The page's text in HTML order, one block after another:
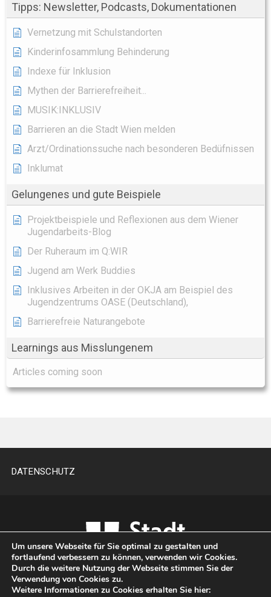
Tipps: Newsletter, Podcasts, Dokumentationen
Vernetzung mit Schulstandorten
Kinderinfosammlung Behinderung
Indexe für Inklusion
Mythen der Barrierefreiheit...
MUSIK:INKLUSIV
Barrieren an die Stadt Wien melden
Arzt/Ordinationssuche nach besonderen Bedüfnissen
Inklumat
Gelungenes und gute Beispiele
Projektbeispiele und Reflexionen aus dem Wiener
Jugendarbeits-Blog
Der Ruheraum im Q:WIR
Jugend am Werk Buddies
Inklusives Arbeiten in der OKJA am Beispiel des
Jugendzentrums OASE (Deutschland),
Barrierefreie Naturangebote
Learnings aus Misslungenem
Articles coming soon
DATENSCHUTZ
Um unsere Webseite für Sie optimal zu gestalten und
fortlaufend verbessern zu können, verwenden wir Cookies.
Durch die weitere Nutzung der Webseite stimmen Sie der
Verwendung von Cookies zu.
Weitere Informationen zu Cookies erhalten Sie hier: